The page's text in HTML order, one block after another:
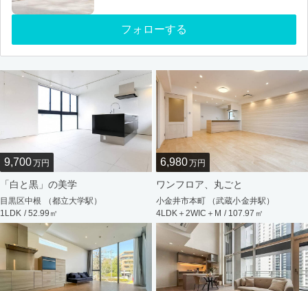
フォローする
9,700万円
「白と黒」の美学
目黒区中根 （都立大学駅）
1LDK / 52.99㎡
6,980万円
ワンフロア、丸ごと
小金井市本町 （武蔵小金井駅）
4LDK＋2WIC＋M / 107.97㎡